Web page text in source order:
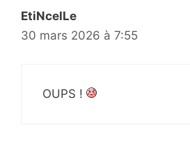
EtiNcelLe
30 mars 2026 à 7:55
OUPS !